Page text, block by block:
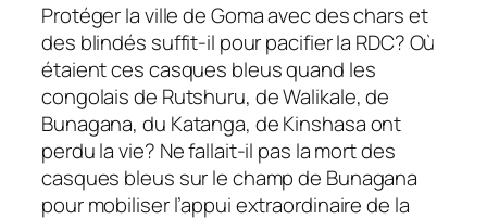
Protéger la ville de Goma avec des chars et
des blindés suffit-il pour pacifier la RDC? Où
étaient ces casques bleus quand les
congolais de Rutshuru, de Walikale, de
Bunagana, du Katanga, de Kinshasa ont
perdu la vie? Ne fallait-il pas la mort des
casques bleus sur le champ de Bunagana
pour mobiliser l’appui extraordinaire de la